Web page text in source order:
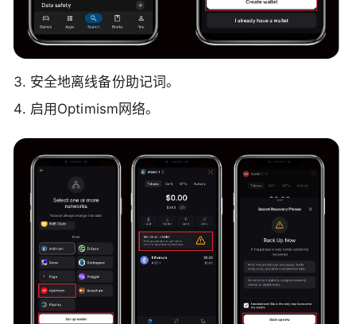
安全地离线备份助记词。
启用Optimism网络。